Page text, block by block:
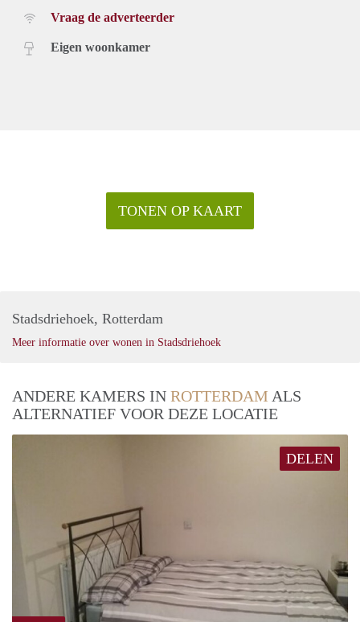
Vraag de adverteerder
Eigen woonkamer
TONEN OP KAART
Stadsdriehoek, Rotterdam
Meer informatie over wonen in Stadsdriehoek
ANDERE KAMERS IN ROTTERDAM ALS
ALTERNATIEF VOOR DEZE LOCATIE
DELEN